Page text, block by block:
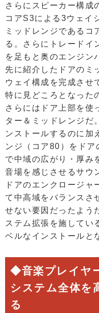
さらにスピーカー構成
コアS3による3ウェイ
ミッドレンジであるコ
る。さらにトレードイ
を足もと奥のエンジン
先に紹介したドアのミ
ウェイ構成を完成させ
特に見どころとなった
さらにはドア上部を使
ター＆ミッドレンジだ
ンストールするのに加
ンジ（コア80）をドア
で中域の広がり・厚み
音場を感じさせるサウ
ドアのエンクロージャ
て中高域をバランスさ
せない要因だったよう
ステム拡張を施してい
ベルなインストールと
◆音楽プレイヤ
システム全体を
る